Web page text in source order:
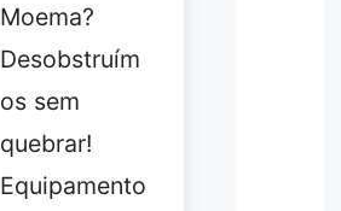
Moema?
Desobstruím
os sem
quebrar!
Equipamento